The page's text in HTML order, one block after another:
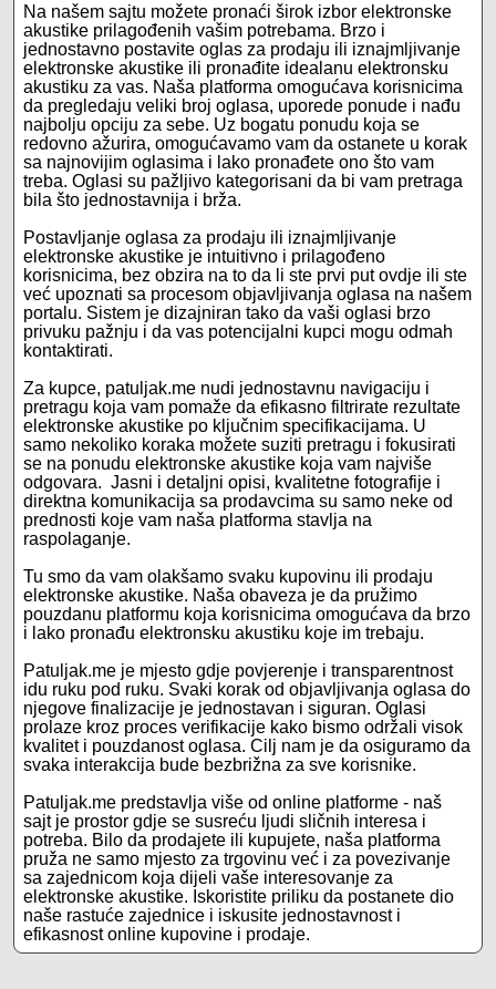
Na našem sajtu možete pronaći širok izbor elektronske
akustike prilagođenih vašim potrebama. Brzo i
jednostavno postavite oglas za prodaju ili iznajmljivanje
elektronske akustike ili pronađite idealanu elektronsku
akustiku za vas. Naša platforma omogućava korisnicima
da pregledaju veliki broj oglasa, uporede ponude i nađu
najbolju opciju za sebe. Uz bogatu ponudu koja se
redovno ažurira, omogućavamo vam da ostanete u korak
sa najnovijim oglasima i lako pronađete ono što vam
treba. Oglasi su pažljivo kategorisani da bi vam pretraga
bila što jednostavnija i brža.
Postavljanje oglasa za prodaju ili iznajmljivanje
elektronske akustike je intuitivno i prilagođeno
korisnicima, bez obzira na to da li ste prvi put ovdje ili ste
već upoznati sa procesom objavljivanja oglasa na našem
portalu. Sistem je dizajniran tako da vaši oglasi brzo
privuku pažnju i da vas potencijalni kupci mogu odmah
kontaktirati.
Za kupce, patuljak.me nudi jednostavnu navigaciju i
pretragu koja vam pomaže da efikasno filtrirate rezultate
elektronske akustike po ključnim specifikacijama. U
samo nekoliko koraka možete suziti pretragu i fokusirati
se na ponudu elektronske akustike koja vam najviše
odgovara. Jasni i detaljni opisi, kvalitetne fotografije i
direktna komunikacija sa prodavcima su samo neke od
prednosti koje vam naša platforma stavlja na
raspolaganje.
Tu smo da vam olakšamo svaku kupovinu ili prodaju
elektronske akustike. Naša obaveza je da pružimo
pouzdanu platformu koja korisnicima omogućava da brzo
i lako pronađu elektronsku akustiku koje im trebaju.
Patuljak.me je mjesto gdje povjerenje i transparentnost
idu ruku pod ruku. Svaki korak od objavljivanja oglasa do
njegove finalizacije je jednostavan i siguran. Oglasi
prolaze kroz proces verifikacije kako bismo održali visok
kvalitet i pouzdanost oglasa. Cilj nam je da osiguramo da
svaka interakcija bude bezbrižna za sve korisnike.
Patuljak.me predstavlja više od online platforme - naš
sajt je prostor gdje se susreću ljudi sličnih interesa i
potreba. Bilo da prodajete ili kupujete, naša platforma
pruža ne samo mjesto za trgovinu već i za povezivanje
sa zajednicom koja dijeli vaše interesovanje za
elektronske akustike. Iskoristite priliku da postanete dio
naše rastuće zajednice i iskusite jednostavnost i
efikasnost online kupovine i prodaje.